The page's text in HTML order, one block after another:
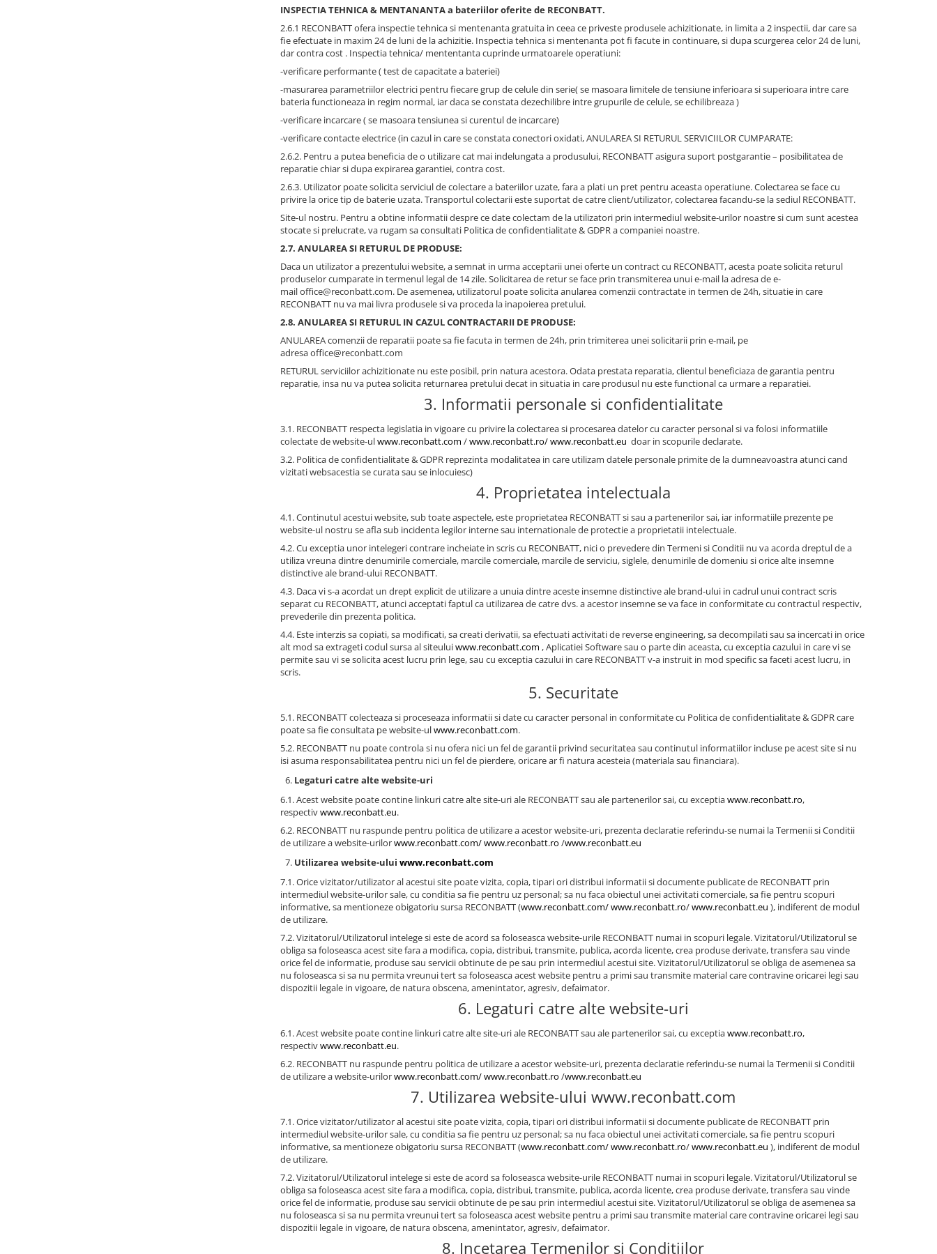
INSPECTIA TEHNICA & MENTANANTA a bateriilor oferite de RECONBATT.
2.6.1 RECONBATT ofera inspectie tehnica si mentenanta gratuita in ceea ce priveste produsele achizitionate, in limita a 2 inspectii, dar care sa
fie efectuate in maxim 24 de luni de la achizitie. Inspectia tehnica si mentenanta pot fi facute in continuare, si dupa scurgerea celor 24 de luni,
dar contra cost . Inspectia tehnica/ mententanta cuprinde urmatoarele operatiuni:
-verificare performante ( test de capacitate a bateriei)
-masurarea parametriilor electrici pentru fiecare grup de celule din serie( se masoara limitele de tensiune inferioara si superioara intre care
bateria functioneaza in regim normal, iar daca se constata dezechilibre intre grupurile de celule, se echilibreaza )
-verificare incarcare ( se masoara tensiunea si curentul de incarcare)
-verificare contacte electrice (in cazul in care se constata conectori oxidati, ANULAREA SI RETURUL SERVICIILOR CUMPARATE:
2.6.2. Pentru a putea beneficia de o utilizare cat mai indelungata a produsului, RECONBATT asigura suport postgarantie – posibilitatea de
reparatie chiar si dupa expirarea garantiei, contra cost.
2.6.3. Utilizator poate solicita serviciul de colectare a bateriilor uzate, fara a plati un pret pentru aceasta operatiune. Colectarea se face cu
privire la orice tip de baterie uzata. Transportul colectarii este suportat de catre client/utilizator, colectarea facandu-se la sediul RECONBATT.
Site-ul nostru. Pentru a obtine informatii despre ce date colectam de la utilizatori prin intermediul website-urilor noastre si cum sunt acestea
stocate si prelucrate, va rugam sa consultati Politica de confidentialitate & GDPR a companiei noastre.
2.7. ANULAREA SI RETURUL DE PRODUSE:
Daca un utilizator a prezentului website, a semnat in urma acceptarii unei oferte un contract cu RECONBATT, acesta poate solicita returul
produselor cumparate in termenul legal de 14 zile. Solicitarea de retur se face prin transmiterea unui e-mail la adresa de e-
mail office@reconbatt.com. De asemenea, utilizatorul poate solicita anularea comenzii contractate in termen de 24h, situatie in care
RECONBATT nu va mai livra produsele si va proceda la inapoierea pretului.
2.8. ANULAREA SI RETURUL IN CAZUL CONTRACTARII DE PRODUSE:
ANULAREA comenzii de reparatii poate sa fie facuta in termen de 24h, prin trimiterea unei solicitarii prin e-mail, pe
adresa office@reconbatt.com
RETURUL serviciilor achizitionate nu este posibil, prin natura acestora. Odata prestata reparatia, clientul beneficiaza de garantia pentru
reparatie, insa nu va putea solicita returnarea pretului decat in situatia in care produsul nu este functional ca urmare a reparatiei.
3. Informatii personale si confidentialitate
3.1. RECONBATT respecta legislatia in vigoare cu privire la colectarea si procesarea datelor cu caracter personal si va folosi informatiile
colectate de website-ulwww.reconbatt.com /www.reconbatt.ro/www.reconbatt.eu doar in scopurile declarate.
3.2. Politica de confidentialitate & GDPR reprezinta modalitatea in care utilizam datele personale primite de la dumneavoastra atunci cand
vizitati websacestia se curata sau se inlocuiesc)
4. Proprietatea intelectuala
4.1. Continutul acestui website, sub toate aspectele, este proprietatea RECONBATT si sau a partenerilor sai, iar informatiile prezente pe
website-ul nostru se afla sub incidenta legilor interne sau internationale de protectie a proprietatii intelectuale.
4.2. Cu exceptia unor intelegeri contrare incheiate in scris cu RECONBATT, nici o prevedere din Termeni si Conditii nu va acorda dreptul de a
utiliza vreuna dintre denumirile comerciale, marcile comerciale, marcile de serviciu, siglele, denumirile de domeniu si orice alte insemne
distinctive ale brand-ului RECONBATT.
4.3. Daca vi s-a acordat un drept explicit de utilizare a unuia dintre aceste insemne distinctive ale brand-ului in cadrul unui contract scris
separat cu RECONBATT, atunci acceptati faptul ca utilizarea de catre dvs. a acestor insemne se va face in conformitate cu contractul respectiv,
prevederile din prezenta politica.
4.4. Este interzis sa copiati, sa modificati, sa creati derivatii, sa efectuati activitati de reverse engineering, sa decompilati sau sa incercati in orice
alt mod sa extrageti codul sursa al siteuluiwww.reconbatt.com , Aplicatiei Software sau o parte din aceasta, cu exceptia cazului in care vi se
permite sau vi se solicita acest lucru prin lege, sau cu exceptia cazului in care RECONBATT v-a instruit in mod specific sa faceti acest lucru, in
scris.
5. Securitate
5.1. RECONBATT colecteaza si proceseaza informatii si date cu caracter personal in conformitate cu Politica de confidentialitate & GDPR care
poate sa fie consultata pe website-ulwww.reconbatt.com.
5.2. RECONBATT nu poate controla si nu ofera nici un fel de garantii privind securitatea sau continutul informatiilor incluse pe acest site si nu
isi asuma responsabilitatea pentru nici un fel de pierdere, oricare ar fi natura acesteia (materiala sau financiara).
Legaturi catre alte website-uri
6.1. Acest website poate contine linkuri catre alte site-uri ale RECONBATT sau ale partenerilor sai, cu exceptiawww.reconbatt.ro,
respectivwww.reconbatt.eu.
6.2. RECONBATT nu raspunde pentru politica de utilizare a acestor website-uri, prezenta declaratie referindu-se numai la Termenii si Conditii
de utilizare a website-urilorwww.reconbatt.com/www.reconbatt.ro /www.reconbatt.eu
Utilizarea website-ului www.reconbatt.com
7.1. Orice vizitator/utilizator al acestui site poate vizita, copia, tipari ori distribui informatii si documente publicate de RECONBATT prin
intermediul website-urilor sale, cu conditia sa fie pentru uz personal; sa nu faca obiectul unei activitati comerciale, sa fie pentru scopuri
informative, sa mentioneze obigatoriu sursa RECONBATT (www.reconbatt.com/www.reconbatt.ro/www.reconbatt.eu ), indiferent de modul
de utilizare.
7.2. Vizitatorul/Utilizatorul intelege si este de acord sa foloseasca website-urile RECONBATT numai in scopuri legale. Vizitatorul/Utilizatorul se
obliga sa foloseasca acest site fara a modifica, copia, distribui, transmite, publica, acorda licente, crea produse derivate, transfera sau vinde
orice fel de informatie, produse sau servicii obtinute de pe sau prin intermediul acestui site. Vizitatorul/Utilizatorul se obliga de asemenea sa
nu foloseasca si sa nu permita vreunui tert sa foloseasca acest website pentru a primi sau transmite material care contravine oricarei legi sau
dispozitii legale in vigoare, de natura obscena, amenintator, agresiv, defaimator.
6. Legaturi catre alte website-uri
6.1. Acest website poate contine linkuri catre alte site-uri ale RECONBATT sau ale partenerilor sai, cu exceptiawww.reconbatt.ro,
respectivwww.reconbatt.eu.
6.2. RECONBATT nu raspunde pentru politica de utilizare a acestor website-uri, prezenta declaratie referindu-se numai la Termenii si Conditii
de utilizare a website-urilorwww.reconbatt.com/www.reconbatt.ro /www.reconbatt.eu
7. Utilizarea website-ului www.reconbatt.com
7.1. Orice vizitator/utilizator al acestui site poate vizita, copia, tipari ori distribui informatii si documente publicate de RECONBATT prin
intermediul website-urilor sale, cu conditia sa fie pentru uz personal; sa nu faca obiectul unei activitati comerciale, sa fie pentru scopuri
informative, sa mentioneze obigatoriu sursa RECONBATT (www.reconbatt.com/www.reconbatt.ro/www.reconbatt.eu ), indiferent de modul
de utilizare.
7.2. Vizitatorul/Utilizatorul intelege si este de acord sa foloseasca website-urile RECONBATT numai in scopuri legale. Vizitatorul/Utilizatorul se
obliga sa foloseasca acest site fara a modifica, copia, distribui, transmite, publica, acorda licente, crea produse derivate, transfera sau vinde
orice fel de informatie, produse sau servicii obtinute de pe sau prin intermediul acestui site. Vizitatorul/Utilizatorul se obliga de asemenea sa
nu foloseasca si sa nu permita vreunui tert sa foloseasca acest website pentru a primi sau transmite material care contravine oricarei legi sau
dispozitii legale in vigoare, de natura obscena, amenintator, agresiv, defaimator.
8. Incetarea Termenilor si Conditiilor